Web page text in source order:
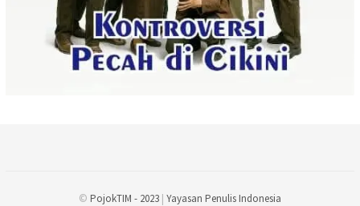
© PojokTIM - 2023 Yayasan Penulis Indonesia